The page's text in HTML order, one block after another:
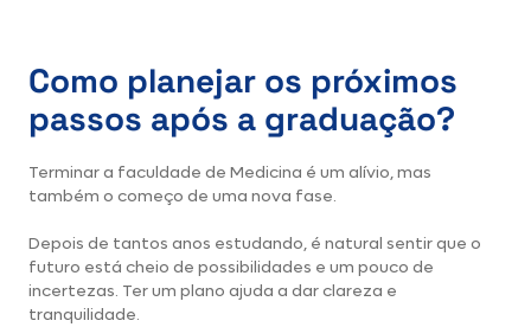
Como planejar os próximos
passos após a graduação?
Terminar a faculdade de Medicina é um alívio, mas
também o começo de uma nova fase.
Depois de tantos anos estudando, é natural sentir que o
futuro está cheio de possibilidades e um pouco de
incertezas. Ter um plano ajuda a dar clareza e
tranquilidade.